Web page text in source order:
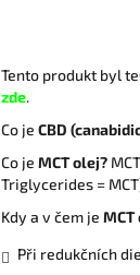
Tento produkt byl
zde.
Co je CBD
Co je MCT olej?
Triglycerides =
Kdy a v čem je MCT
Při redukčních